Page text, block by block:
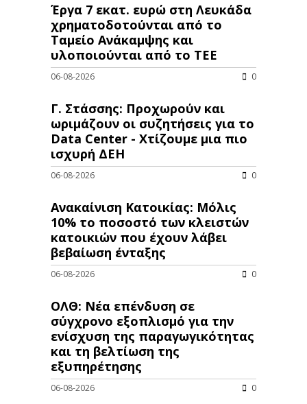
Έργα 7 εκατ. ευρώ στη Λευκάδα
χρηματοδοτούνται από το
Ταμείο Ανάκαμψης και
υλοποιούνται από το ΤΕΕ
06-08-2026 0
Γ. Στάσσης: Προχωρούν και
ωριμάζουν οι συζητήσεις για το
Data Center - Χτίζουμε μια πιο
ισχυρή ΔΕΗ
06-08-2026 0
Ανακαίνιση Κατοικίας: Μόλις
10% το ποσοστό των κλειστών
κατοικιών που έχουν λάβει
βεβαίωση ένταξης
06-08-2026 0
ΟΛΘ: Νέα επένδυση σε
σύγχρονο εξοπλισμό για την
ενίσχυση της παραγωγικότητας
και τη βελτίωση της
εξυπηρέτησης
06-08-2026 0